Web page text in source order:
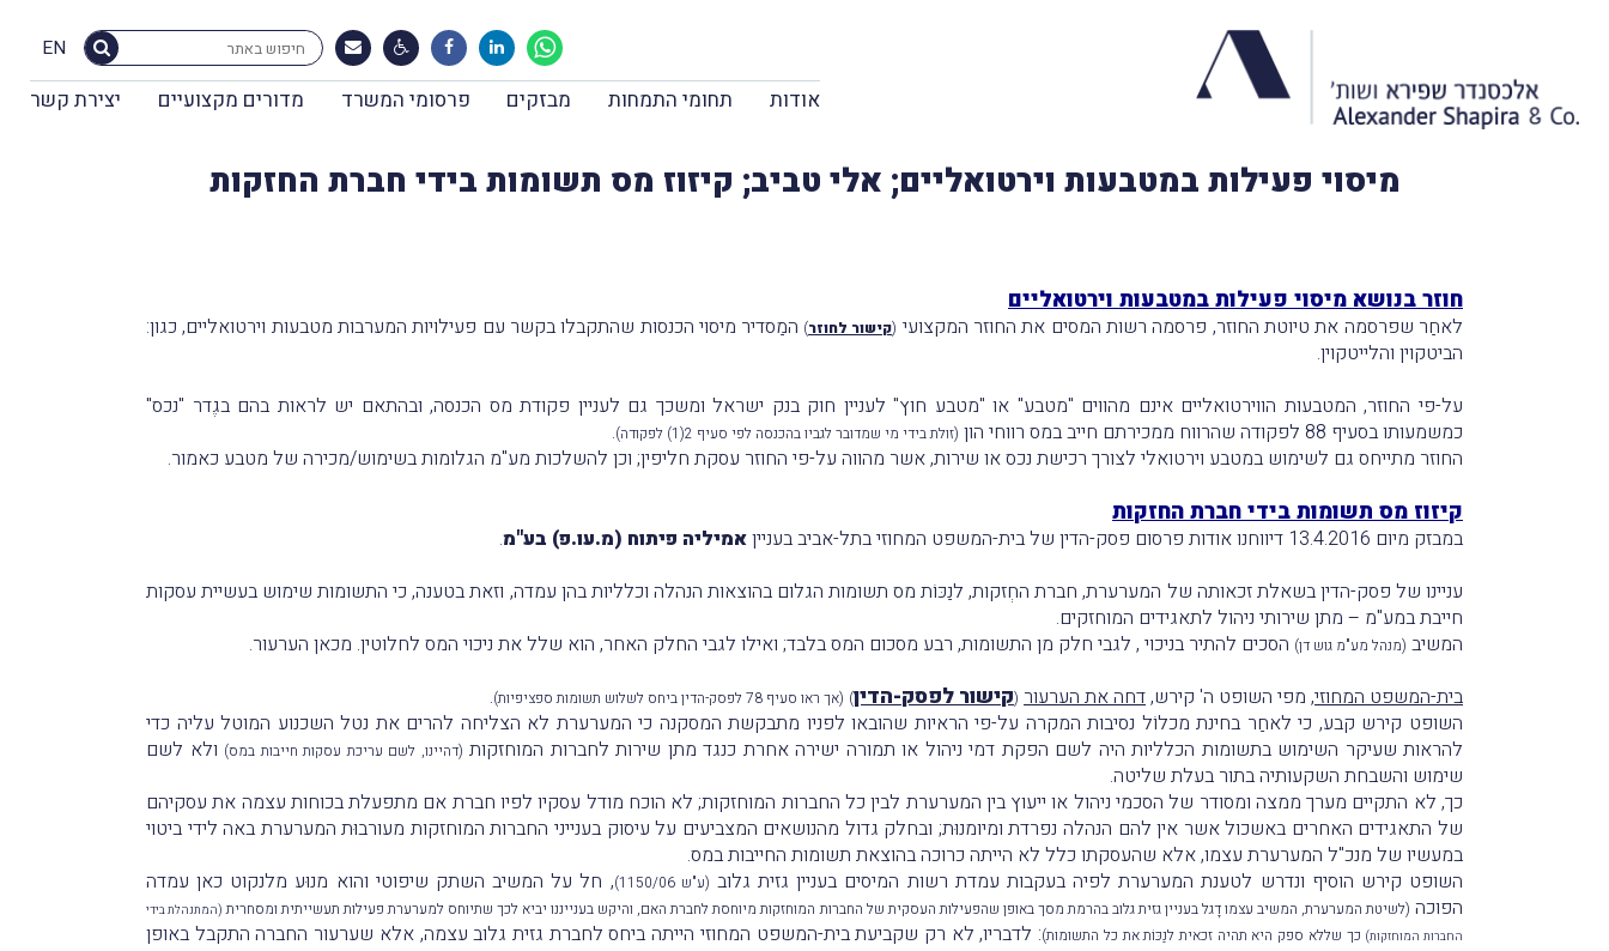
EN
אודות תחומי התמחות מבזקים פרסומי המשרד מדורים מקצועיים יצירת קשר
מיסוי פעילות במטבעות וירטואליים; אלי טביב; קיזוז מס תשומות בידי חברת החזקות
חוזר בנושא מיסוי פעילות במטבעות וירטואליים
לאחַר שפרסמה את טיוטת החוזר, פרסמה רשות המסים את החוזר המקצועי (קישור לחוזר) המַסדיר מיסוי הכנסות שהתקבלו בקשר עם פעילויות המערבות מטבעות וירטואליים, כגון:
הביטקוין והלייטקוין.
על-פי החוזר, המטבעות הווירטואליים אינם מהווים "מטבע" או "מטבע חוץ" לעניין חוק בנק ישראל ומשכך גם לעניין פקודת מס הכנסה, ובהתאם יש לראות בהם בגֶדר "נכס"
כמשמעותו בסעיף 88 לפקודה שהרווח ממכירתם חייב במס רווחי הון
(זולת בידי מי שמדובר לגביו בהכנסה לפי סעיף 2(1) לפקודה)
.
החוזר מתייחס גם לשימוש במטבע וירטואלי לצורך רכישת נכס או שירות, אשר מהווה על-פי החוזר עסקת חליפין; וכן להשלכות מע"מ הגלומות בשימוש/מכירה של מטבע כאמור.
קיזוז מס תשומות בידי חברת החזקות
במבזק מיום 13.4.2016 דיווחנו אודות פרסום פסק-הדין של בית-המשפט המחוזי בתל-אביב בענייןאמיליה פיתוח (מ.עו.פ) בע"מ.
עניינו של פסק-הדין בשאלת זכאותה של המערערת, חברת החְזקות, לנַכּוֹת מס תשומות הגלום בהוצאות הנהלה וכלליות בהן עמדה, וזאת בטענה, כי התשומות שימוש בעשיית עסקות
חייבת במע"מ – מתן שירותי ניהול לתאגידים המוחזקים.
המשיב (מנהל מע"מ גוש דן) הסכים להתיר בניכוי , לגבי חלק מן התשומות, רבע מסכום המס בלבד; ואילו לגבי החלק האחר, הוא שלל את ניכוי המס לחלוטין. מכאן הערעור.
בית-המשפט המחוזי, מפי השופט ה' קירש,דחה את הערעור (קישור לפסק-הדין) (אך ראו סעיף 78 לפסק-הדין ביחס לשלוש תשומות ספציפיות)
.
השופט קירש קבע, כי לאחַר בחינת מכלוֹל נסיבות המקרה על-פי הראיות שהובאו לפניו מתבקשת המסקנה כי המערערת לא הצליחה להרים את נטל השכנוע המוטל עליה כדי
להראות שעיקר השימוש בתשומות הכלליות היה לשם הפקת דמי ניהול או תמורה ישירה אחרת כנגד מתן שירות לחברות המוחזקות (דהיינו, לשם עריכת עסקות חייבות במס) ולא לשם
שימוש והשבחת השקעותיה בתור בעלת שליטה.
כך, לא התקיים מערך ממצה ומסודר של הסכמי ניהול או ייעוץ בין המערערת לבין כל החברות המוחזקות; לא הוכח מודל עסקיו לפיו חברת אם מתפעלת בכוחות עצמה את עסקיהם
של התאגידים האחרים באשכול אשר אין להם הנהלה נפרדת ומיומנוּת; ובחלק גדול מהנושאים המצביעים על עיסוק בענייני החברות המוחזקות מעורבוּת המערערת באה לידי ביטוי
במעשיו של מנכ"ל המערערת עצמו, אלא שהעסקתו כלל לא הייתה כרוכה בהוצאת תשומות החייבות במס.
השופט קירש הוסיף ונדרש לטענת המערערת לפיה בעקבות עמדת רשות המיסים בעניין גזית גלוב (ע"ש 1150/06)
, חל על המשיב השתק שיפוטי והוא מנוּע מלנקוט כאן עמדה
הפוכה (לשיטת המערערת, המשיב עצמו דָגל בעניין גזית גלוב בהרמת מסך באופן שהפעילות העסקית של החברות המוחזקות מיוחסת לחברת האם, והיקש בענייננו יביא לכך שתיוחס למערערת פעילות תעשייתית ומסחרית (המתנהלת בידי
החברות המוחזקות) כך שללא ספק היא תהיה זכאית לנַכּוֹת את כל התשומות): לדבריו, לא רק שקביעת בית-המשפט המחוזי הייתה ביחס לחברת גזית גלוב עצמה, אלא שערעור החברה התקבל באופן